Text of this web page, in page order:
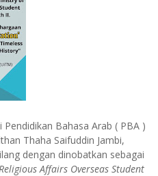
Bahasa Arab ( PBA )
Thaha Saifuddin Jambi,
dengan dinobatkan sebagai
Affairs Overseas Student